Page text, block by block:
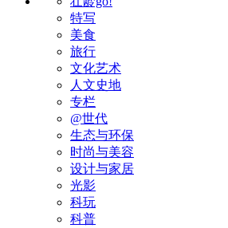
特写
美食
旅行
文化艺术
人文史地
专栏
@世代
生态与环保
时尚与美容
设计与家居
光影
科玩
科普